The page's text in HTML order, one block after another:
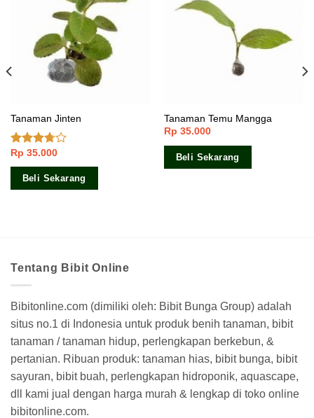
Tanaman Jinten
Dinilai
3.50dari
Rp 35.000
Beli Sekarang
Tanaman Temu Mangga
Rp 35.000
Beli Sekarang
Tentang Bibit Online
Bibitonline.com (dimiliki oleh: Bibit Bunga Group) adalah
situs no.1 di Indonesia untuk produk benih tanaman, bibit
tanaman / tanaman hidup, perlengkapan berkebun, &
pertanian. Ribuan produk: tanaman hias, bibit bunga, bibit
sayuran, bibit buah, perlengkapan hidroponik, aquascape,
dll kami jual dengan harga murah & lengkap di toko online
bibitonline.com.